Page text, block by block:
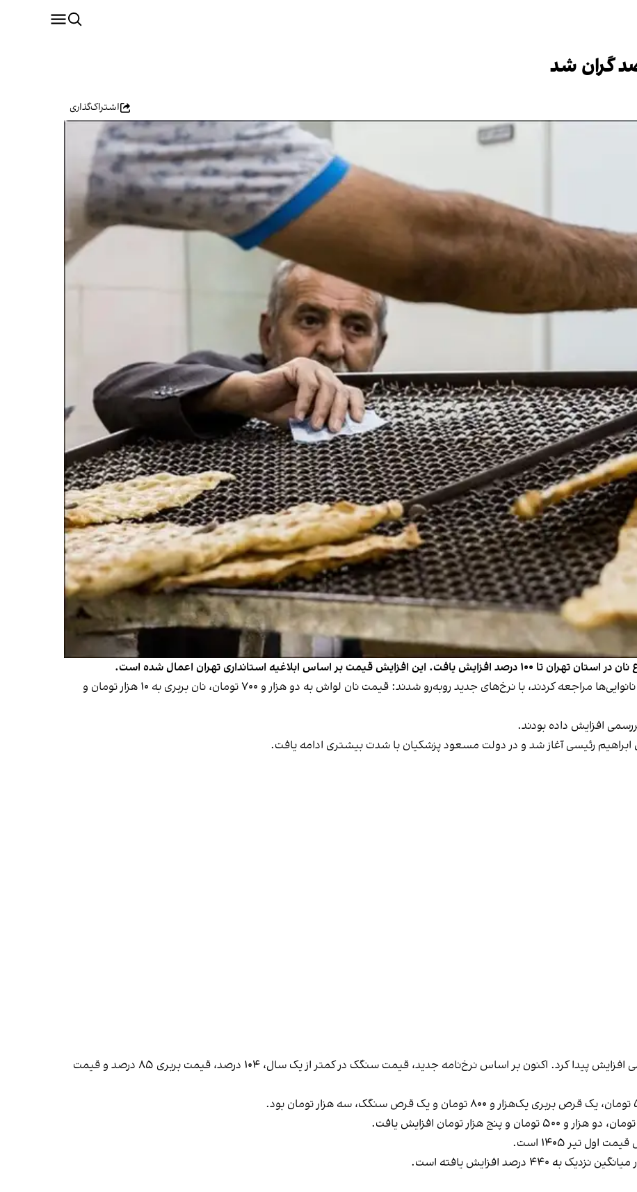
اشتراک‌گذاری
اساس ابلاغیه استانداری تهران اعمال شده است.
شهروندان در تهران، صبح سه‌شنبه دوم تیر وقتی به نانوایی‌ها مراجعه کردند، با نرخ‌های جدید روبه‌رو شدند: قیمت نان لواش به دو هزار و ۷۰۰ تومان، نان بربری به ۱۰ هزار تومان و
افزایش داده بودند.
رئیسی آغاز شد و در دولت مسعود پزشکیان با شدت بیشتری ادامه یافت.
آخرین بار، مرداد ۱۴۰۴ بود که قیمت نان به شکل رسمی افزایش پیدا کرد. اکنون بر اساس نرخ‌نامه جدید، قیمت سنگک در کمتر از یک سال، ۱۰۴ درصد، قیمت بربری ۸۵ درصد و قیمت